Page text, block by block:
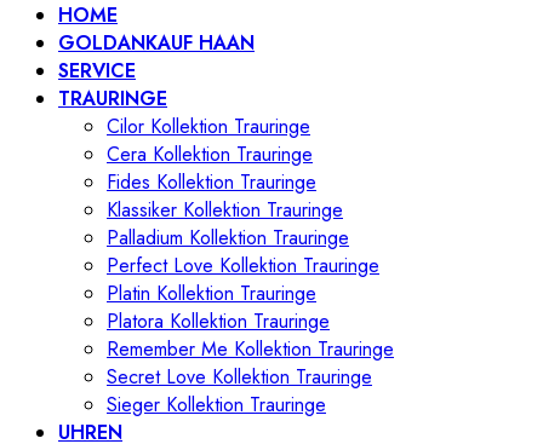
HOME
GOLDANKAUF HAAN
SERVICE
TRAURINGE
Cilor Kollektion Trauringe
Cera Kollektion Trauringe
Fides Kollektion Trauringe
Klassiker Kollektion Trauringe
Palladium Kollektion Trauringe
Perfect Love Kollektion Trauringe
Platin Kollektion Trauringe
Platora Kollektion Trauringe
Remember Me Kollektion Trauringe
Secret Love Kollektion Trauringe
Sieger Kollektion Trauringe
UHREN